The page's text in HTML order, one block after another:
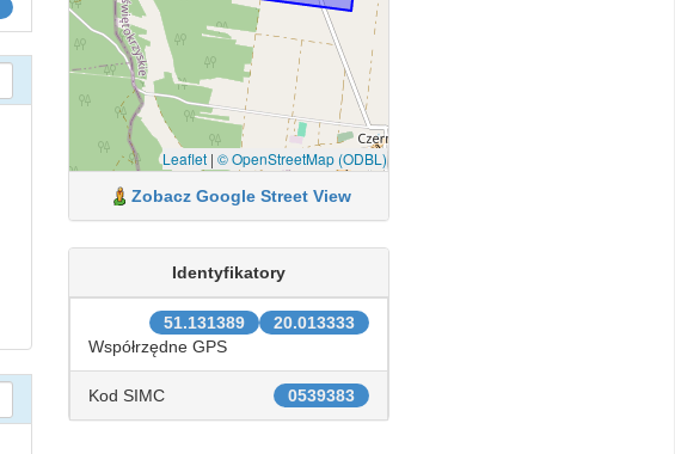
Leaflet| © OpenStreetMap (ODBL)
Zobacz Google Street View
Identyfikatory
20.013333
51.131389
Współrzędne GPS
0539383
Kod SIMC